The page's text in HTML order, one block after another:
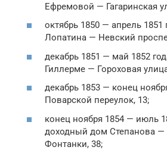
Ефремовой — Гагаринская
октябрь 1850 — апрель
Лопатина — Невский
декабрь 1851 — май 1852
Гиллерме — Гороховая
декабрь 1853 — конец
Поварской переулок, 13;
конец ноября 1854 — июль
доходный дом Степанова —
Фонтанки, 38;